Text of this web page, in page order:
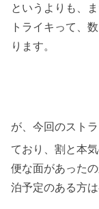
というよりも、
トライキって、
ります。
が、今回のスト
ており、割と本
便な面があった
泊予定のある方